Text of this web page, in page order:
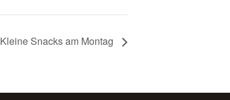
Kleine Snacks am Montag